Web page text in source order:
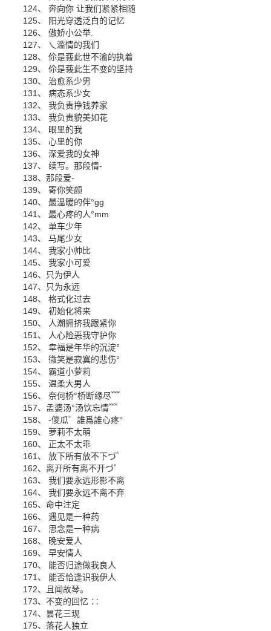
124、 奔向你 让我们紧紧相随
125、 阳光穿透泛白的记忆
126、 傲娇小公举.
127、 乀滥情的我们
128、 伱是莪此世不渝的执着
129、 伱是莪此生不变的坚持
130、 治愈系少男
131、 病态系少女
132、 我负责挣钱养家
133、 我负责貌美如花
134、 眼里的我
135、 心里的你
136、 深爱我的女神
137、 续写。那段情-
138、那段爱-
139、 寄你笑颜
140、 最温暖的伴°gg
141、 最心疼的人°mm
142、 单车少年
143、 马尾少女
144、 我家小帅比
145、 我家小可爱
146、只为伊人
147、只为永远
148、 格式化过去
149、 初始化将来
150、 人潮拥挤我跟紧你
151、 人心险恶我守护你
152、 幸福是年华的沉淀°
153、 微笑是寂寞的悲伤°
154、 霸道小萝莉
155、 温柔大男人
156、 奈何桥°桥断缘尽﹌
157、孟婆汤°汤饮忘情﹌
158、 -儍瓜゜誰爲誰心疼°
159、 萝莉不太萌
160、 正太不太乖
161、 放下所有放不下づ゛
162、离开所有离不开づ゛
163、 我们要永远形影不离
164、 我们要永远不离不弃
165、命中注定
166、 遇见是一种药
167、 思念是一种病
168、 晚安爱人
169、 早安情人
170、 能否归途做我良人
171、 能否恰逢识我伊人
172、且闻故琴。
173、不变的回忆 ∷
174、昙花三现
175、落花人独立